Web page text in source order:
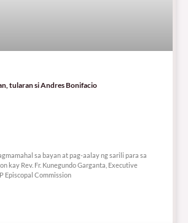
tularan si Andres Bonifacio
sa bayan at pag-aalay ng sarili para sa
kay Rev. Fr. Kunegundo Garganta, Executive
Episcopal Commission